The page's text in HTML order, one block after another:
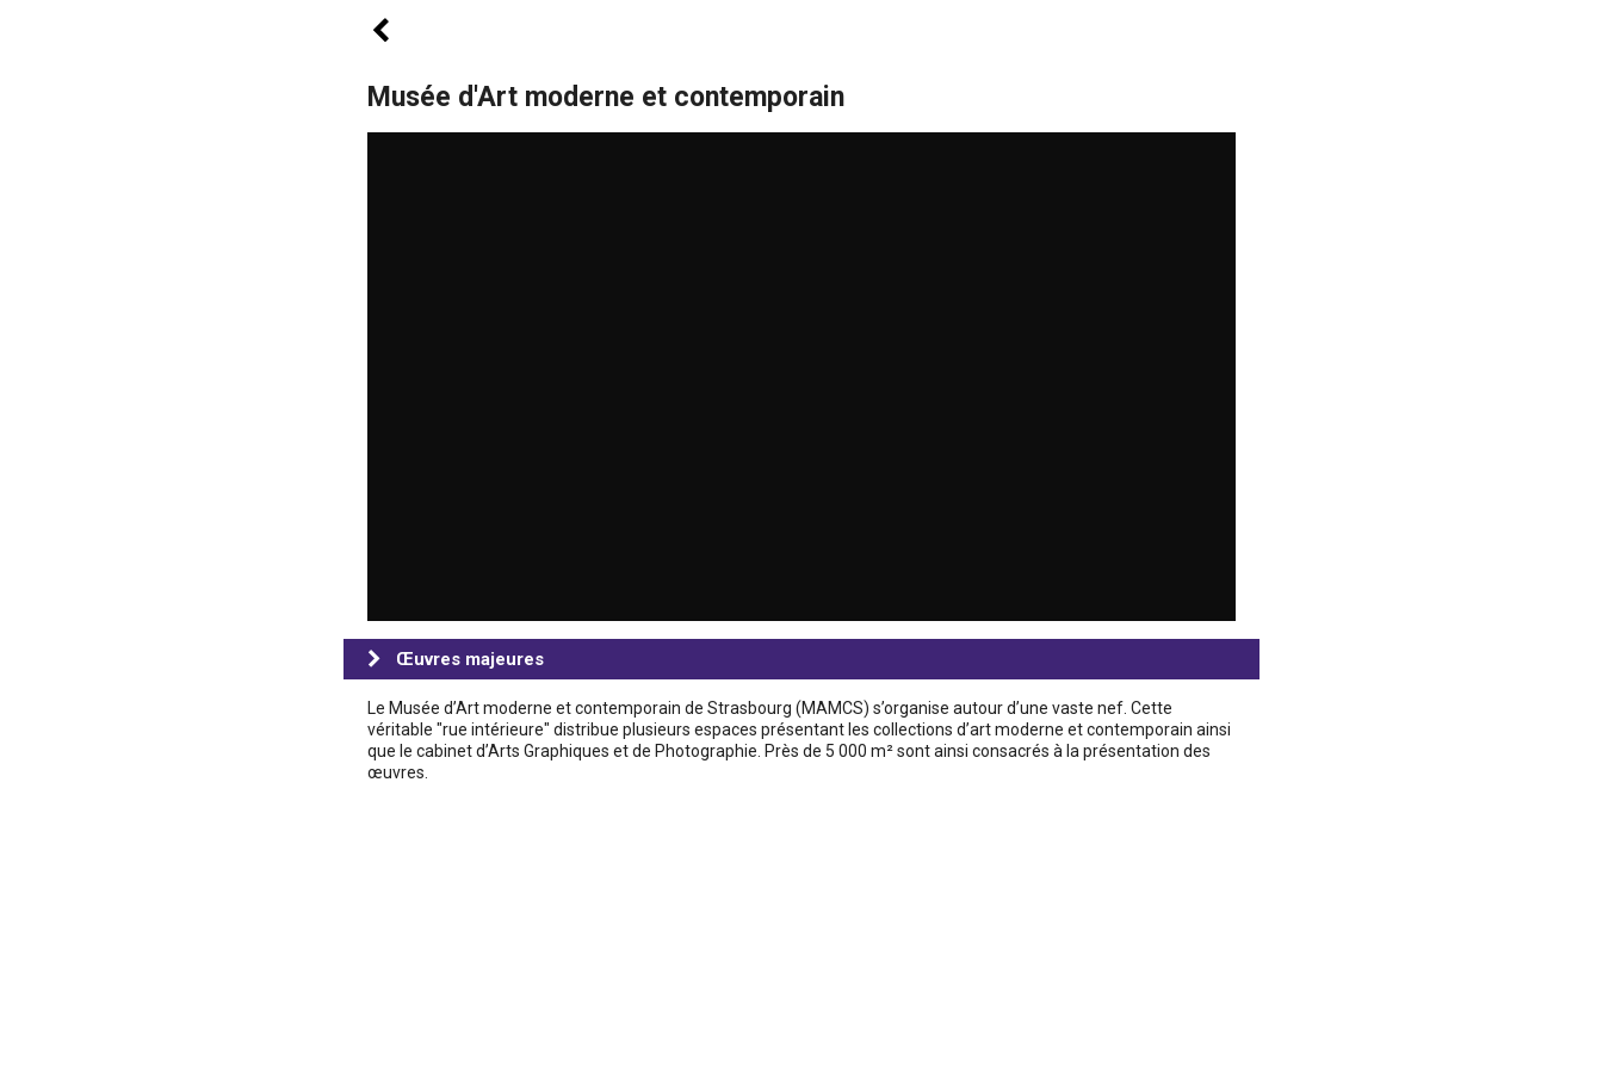
Musée d'Art moderne et contemporain
Œuvres majeures
Le Musée d’Art moderne et contemporain de Strasbourg (MAMCS) s’organise autour d’une vaste nef. Cette
véritable "rue intérieure" distribue plusieurs espaces présentant les collections d’art moderne et contemporain ainsi
que le cabinet d’Arts Graphiques et de Photographie. Près de 5 000 m² sont ainsi consacrés à la présentation des
œuvres.